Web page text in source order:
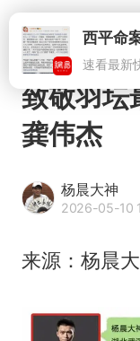
致敬羽坛
龚伟杰
杨晨大神
2026-05-10
来源：杨晨